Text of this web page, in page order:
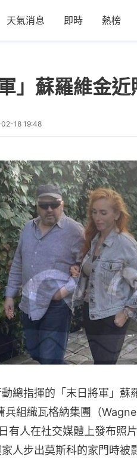
天氣消息 即時 熱榜
」蘇羅維金
18 19:48
總指揮的「末日將軍」蘇
組織瓦格納集團（
有人在社交媒體上發布照
人步出莫斯科的家門時被